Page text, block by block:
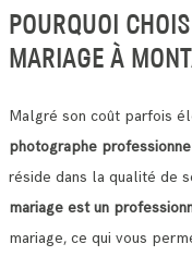
POURQUOI
MARIAGE À
Malgré son coût parfois
photographe
réside dans la qualité de
mariage est un
mariage, ce qui vous